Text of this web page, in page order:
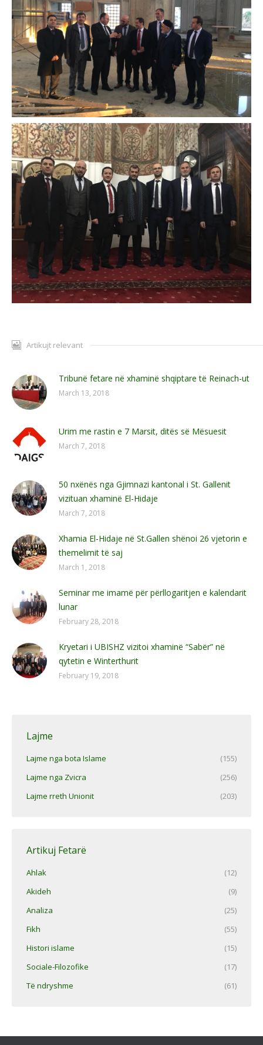
Artikujt relevant
Tribunë fetare në xhaminë shqiptare të Reinach-ut
March 13, 2018
Urim me rastin e 7 Marsit, ditës së Mësuesit
March 7, 2018
50 nxënës nga Gjimnazi kantonal i St. Gallenit
vizituan xhaminë El-Hidaje
March 7, 2018
Xhamia El-Hidaje në St.Gallen shënoi 26 vjetorin e
themelimit të saj
March 1, 2018
Seminar me imamë për përllogaritjen e kalendarit
lunar
February 28, 2018
Kryetari i UBISHZ vizitoi xhaminë “Sabër” në
qytetin e Winterthurit
February 19, 2018
Lajme
Lajme nga bota Islame
(155)
Lajme nga Zvicra
(256)
Lajme rreth Unionit
(203)
Artikuj Fetarë
Ahlak
(12)
Akideh
(9)
Analiza
(25)
Fikh
(55)
Histori islame
(15)
Sociale-Filozofike
(17)
Të ndryshme
(61)